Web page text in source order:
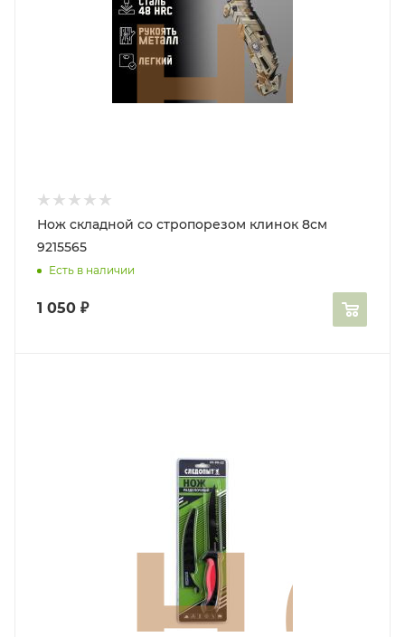
Нож складной со стропорезом клинок 8см
9215565
Есть в наличии
1 050 ₽